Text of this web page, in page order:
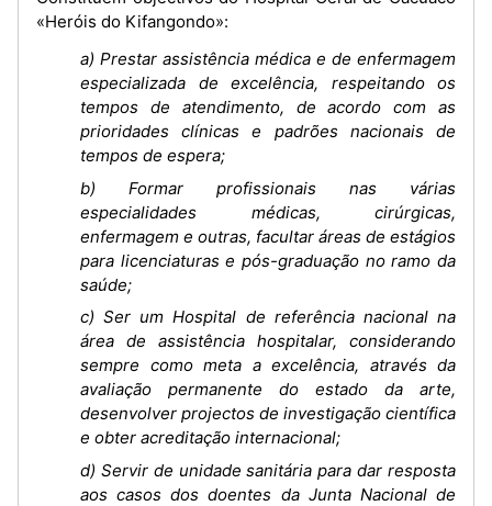
«Heróis do Kifangondo»:
a) Prestar assistência médica e de enfermagem
especializada de excelência, respeitando os
tempos de atendimento, de acordo com as
prioridades clínicas e padrões nacionais de
tempos de espera;
b) Formar profissionais nas várias
especialidades médicas, cirúrgicas,
enfermagem e outras, facultar áreas de estágios
para licenciaturas e pós-graduação no ramo da
saúde;
c) Ser um Hospital de referência nacional na
área de assistência hospitalar, considerando
sempre como meta a excelência, através da
avaliação permanente do estado da arte,
desenvolver projectos de investigação científica
e obter acreditação internacional;
d) Servir de unidade sanitária para dar resposta
aos casos dos doentes da Junta Nacional de